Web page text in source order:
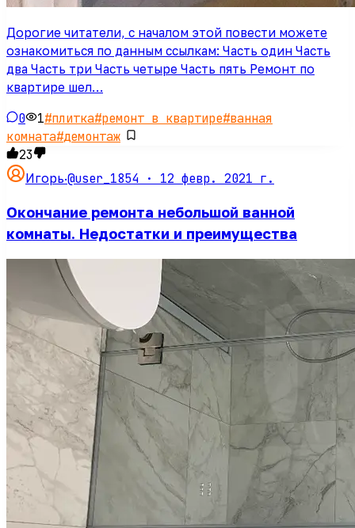
Дорогие читатели, с началом этой повести можете
ознакомиться по данным ссылкам: Часть один Часть
два Часть три Часть четыре Часть пять Ремонт по
квартире шел…
0 1#плитка#ремонт в квартире#ванная
комната#демонтаж
23
Игорь·@user_1854 · 12 февр. 2021 г.
Окончание ремонта небольшой ванной
комнаты. Недостатки и преимущества